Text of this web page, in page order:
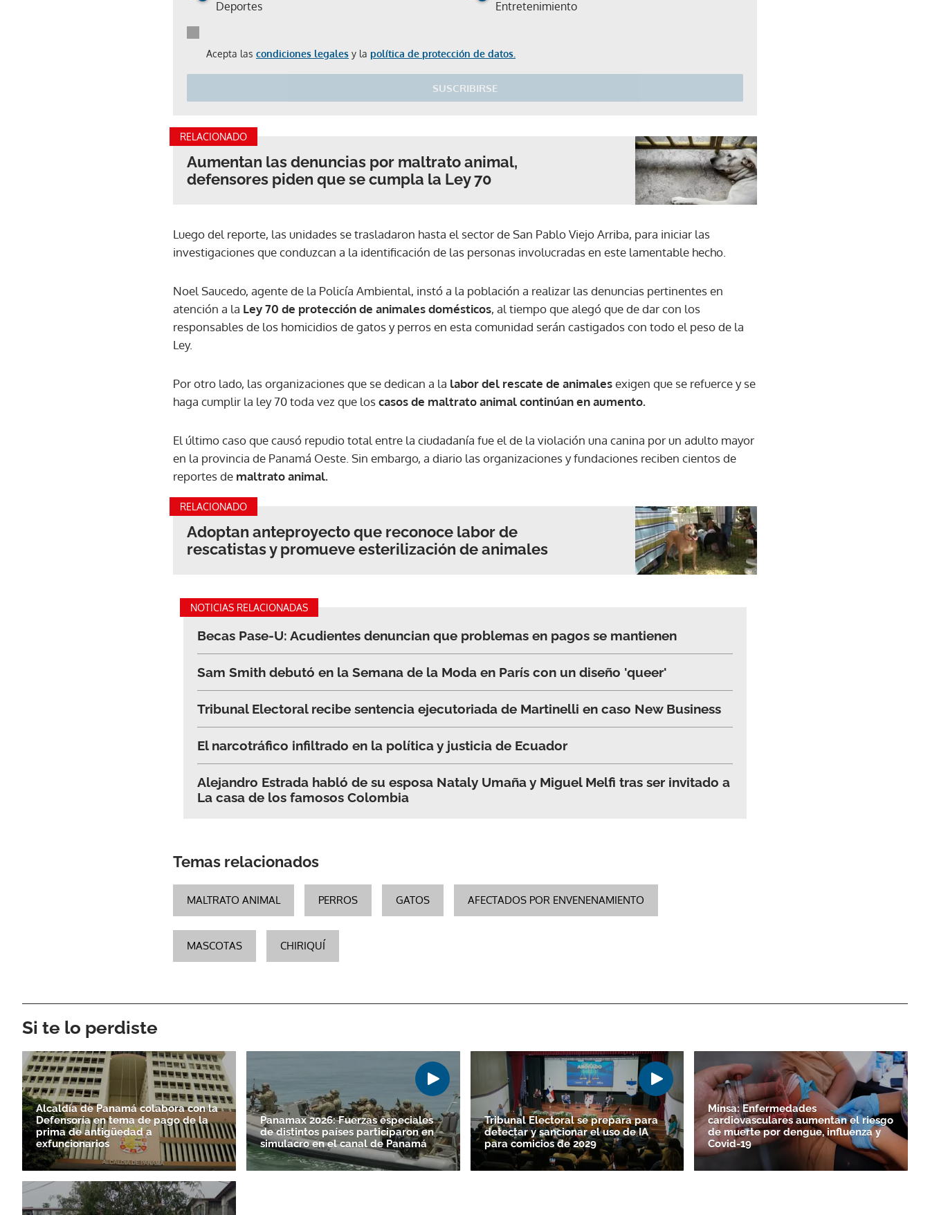
Deportes Entretenimiento
Acepta las condiciones legales y la política de protección de datos.
SUSCRIBIRSE
ACEPTAR
RELACIONADO
Aumentan las denuncias por maltrato animal,
defensores piden que se cumpla la Ley 70
Luego del reporte, las unidades se trasladaron hasta el sector de San Pablo Viejo Arriba, para iniciar las
investigaciones que conduzcan a la identificación de las personas involucradas en este lamentable hecho.
Noel Saucedo, agente de la Policía Ambiental, instó a la población a realizar las denuncias pertinentes en
atención a la Ley 70 de protección de animales domésticos, al tiempo que alegó que de dar con los
responsables de los homicidios de gatos y perros en esta comunidad serán castigados con todo el peso de la
Ley.
Por otro lado, las organizaciones que se dedican a la labor del rescate de animalesexigen que se refuerce y se
haga cumplir la ley 70 toda vez que loscasos de maltrato animal continúan en aumento.
El último caso que causó repudio total entre la ciudadanía fue el de la violación una canina por un adulto mayor
en la provincia de Panamá Oeste. Sin embargo, a diario las organizaciones y fundaciones reciben cientos de
reportes de maltrato animal.
RELACIONADO
Adoptan anteproyecto que reconoce labor de
rescatistas y promueve esterilización de animales
NOTICIAS RELACIONADAS
Becas Pase-U: Acudientes denuncian que problemas en pagos se mantienen
Sam Smith debutó en la Semana de la Moda en París con un diseño 'queer'
Tribunal Electoral recibe sentencia ejecutoriada de Martinelli en caso New Business
El narcotráfico infiltrado en la política y justicia de Ecuador
Alejandro Estrada habló de su esposa Nataly Umaña y Miguel Melfi tras ser invitado a
La casa de los famosos Colombia
Temas relacionados
MALTRATO ANIMAL PERROS GATOS AFECTADOS POR ENVENENAMIENTO
MASCOTAS CHIRIQUÍ
Si te lo perdiste
Alcaldía de Panamá colabora con la
Defensoría en tema de pago de la
prima de antigüedad a
exfuncionarios
Panamax 2026: Fuerzas especiales
de distintos países participaron en
simulacro en el canal de Panamá
Tribunal Electoral se prepara para
detectar y sancionar el uso de IA
para comicios de 2029
Minsa: Enfermedades
cardiovasculares aumentan el riesgo
de muerte por dengue, influenza y
Covid-19